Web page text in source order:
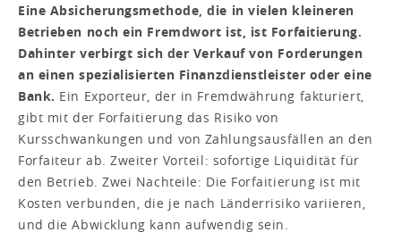
Eine Absicherungsmethode, die in vielen kleineren
Betrieben noch ein Fremdwort ist, ist Forfaitierung.
Dahinter verbirgt sich der Verkauf von Forderungen
an einen spezialisierten Finanzdienstleister oder eine
Bank. Ein Exporteur, der in Fremdwährung fakturiert,
gibt mit der Forfaitierung das Risiko von
Kursschwankungen und von Zahlungsausfällen an den
Forfaiteur ab. Zweiter Vorteil: sofortige Liquidität für
den Betrieb. Zwei Nachteile: Die Forfaitierung ist mit
Kosten verbunden, die je nach Länderrisiko variieren,
und die Abwicklung kann aufwendig sein.